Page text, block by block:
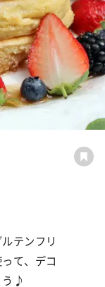
テンフリ
て、デコ
う♪